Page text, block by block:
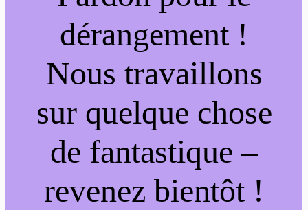
dérangement !
Nous travaillons
sur quelque chose
de fantastique –
revenez bientôt !